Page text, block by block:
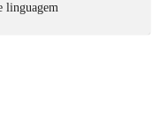
linguagem